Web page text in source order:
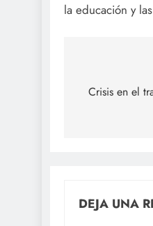
la educación y
de
Crisis en el
DEJA UNA